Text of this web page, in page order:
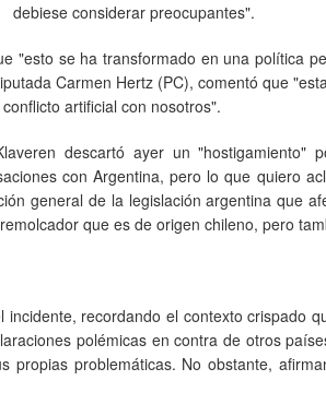
debiese considerar preocupantes".
"esto se ha transformado en una política
Carmen Hertz (PC), comentó que
artificial con nosotros".
descartó ayer un "hostigamiento"
con Argentina, pero lo que quiero
general de la legislación argentina que
que es de origen chileno, pero
recordando el contexto crispado
polémicas en contra de otros
propias problemáticas. No obstante,